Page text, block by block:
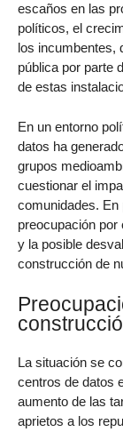
escaños en las
políticos, el
los incumbentes,
pública por parte
de estas
En un entorno
datos ha
grupos
cuestionar el
comunidades. En
preocupación por
y la posible
construcción de
La situación se
centros de datos
aumento de las
aprietos a los